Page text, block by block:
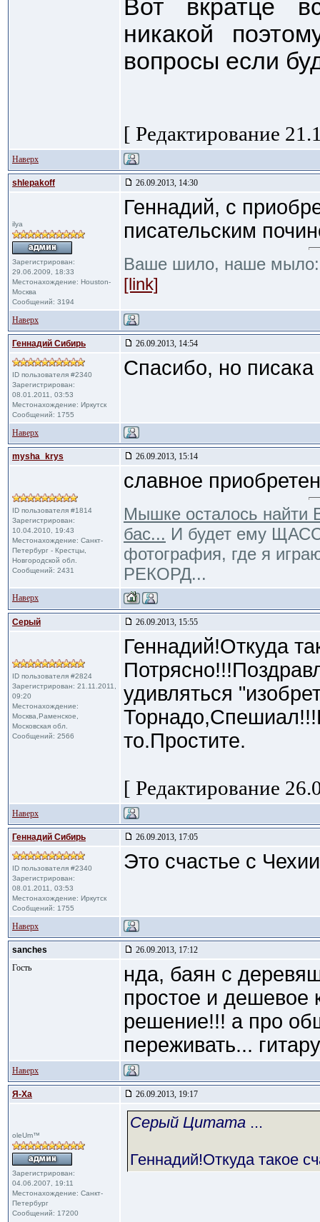
Вот вкратце
никакой
вопросы если
[ Редактирование
Наверх
shlepakoff 26.09.2013, 14:30
ilya
Зарегистрирован:
29.06.2009, 18:33
Местонахождение: Houston-
Москва
Сообщений: 3194
Геннадий, с
писательским
Ваше шило, наше
[link]
Наверх
Геннадий Сибирь 26.09.2013, 14:54
ID пользователя #2340
Зарегистрирован:
08.01.2011, 03:53
Местонахождение: Иркутск
Сообщений: 1755
Спасибо, но
Наверх
mysha_krys 26.09.2013, 15:14
ID пользователя #1814
Зарегистрирован:
10.04.2010, 19:43
Местонахождение: Санкт-
Петербург - Крестцы,
Новгородской обл.
Сообщений: 2431
славное
Мышке осталось найти
бас... И будет ему
фотография, где я
РЕКОРД...
Наверх
Cерый 26.09.2013, 15:55
ID пользователя #2824
Зарегистрирован: 21.11.2011,
09:20
Местонахождение:
Москва,Раменское,
Московская обл.
Сообщений: 2566
Геннадий!Откуда
удивляться
то.Простите.
[ Редактирование
Наверх
Геннадий Сибирь 26.09.2013, 17:05
ID пользователя #2340
Зарегистрирован:
08.01.2011, 03:53
Местонахождение: Иркутск
Сообщений: 1755
Это счастье с
Наверх
sanches
26.09.2013, 17:12
Гость
нда, баян с
простое и дешевое
решение!!! а про
переживать...
Наверх
Я-Ха 26.09.2013, 19:17
oleUm™
Зарегистрирован:
04.06.2007, 19:11
Местонахождение: Санкт-
Петербург
Сообщений: 17200
Cерый Цитата ...
Геннадий!Откуда такое